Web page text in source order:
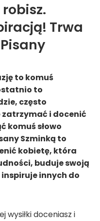
Trwa
to komuś
to
często
i docenić
komuś słowo
Szminką to
kobietę, która
buduje swoją
innych do
wysiłki doceniasz i